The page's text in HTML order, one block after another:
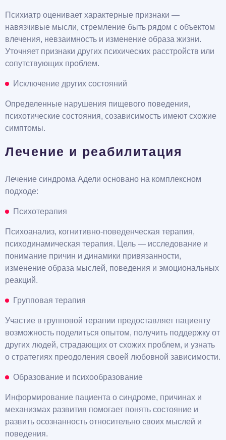
Психиатр оценивает характерные признаки —
навязчивые мысли, стремление быть рядом с объектом
влечения, невзаимность и изменение образа жизни.
Уточняет признаки других психических расстройств или
сопутствующих проблем.
Исключение других состояний
Определенные нарушения пищевого поведения,
психотические состояния, созависимость имеют схожие
симптомы.
Лечение и реабилитация
Лечение синдрома Адели основано на комплексном
подходе:
Психотерапия
Психоанализ, когнитивно-поведенческая терапия,
психодинамическая терапия. Цель — исследование и
понимание причин и динамики привязанности,
изменение образа мыслей, поведения и эмоциональных
реакций.
Групповая терапия
Участие в групповой терапии предоставляет пациенту
возможность поделиться опытом, получить поддержку от
других людей, страдающих от схожих проблем, и узнать
о стратегиях преодоления своей любовной зависимости.
Образование и психообразование
Информирование пациента о синдроме, причинах и
механизмах развития помогает понять состояние и
развить осознанность относительно своих мыслей и
поведения.